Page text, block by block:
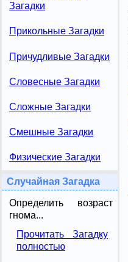
Загадки
Прикольные Загадки
Причудливые Загадки
Словесные Загадки
Сложные Загадки
Смешные Загадки
Физические Загадки
Случайная Загадка
Определить возраст
гнома...
Прочитать Загадку
полностью